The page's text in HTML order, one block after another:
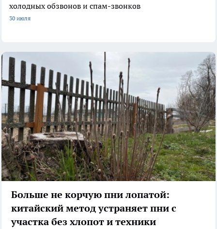
холодных обзвонов и спам-звонков
30 июля
Больше не корчую пни лопатой:
китайский метод устраняет пни с
участка без хлопот и техники